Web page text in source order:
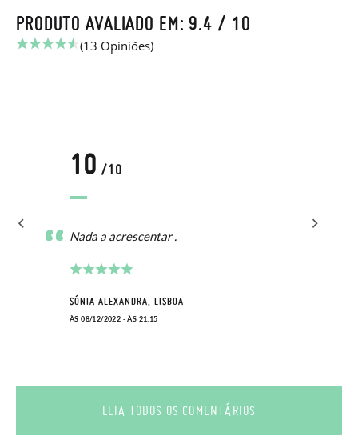
PRODUTO AVALIADO EM: 9.4 / 10
(13 Opiniões)
10 /10
Nada a acrescentar .
SÓNIA ALEXANDRA, LISBOA
ÀS 08/12/2022 - ÀS 21:15
LEIA TODOS OS COMENTÁRIOS